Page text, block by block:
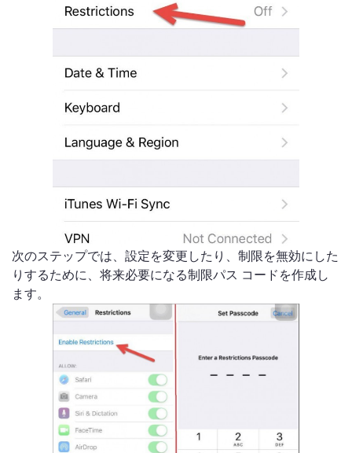
次のステップでは、設定を変更したり、制限を無効にした
りするために、将来必要になる制限パス コードを作成し
ます。